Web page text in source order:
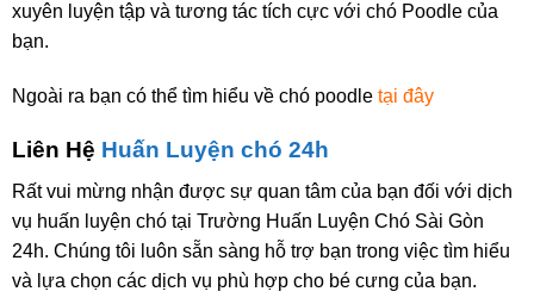
xuyên luyện tập và tương tác tích cực với chó Poodle của
bạn.
Ngoài ra bạn có thể tìm hiểu về chó poodle tại đây
Liên Hệ Huấn Luyện chó 24h
Rất vui mừng nhận được sự quan tâm của bạn đối với dịch
vụ huấn luyện chó tại Trường Huấn Luyện Chó Sài Gòn
24h. Chúng tôi luôn sẵn sàng hỗ trợ bạn trong việc tìm hiểu
và lựa chọn các dịch vụ phù hợp cho bé cưng của bạn.